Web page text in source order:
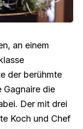
an einem
der berühmte
Gagnaire die
Der mit drei
Koch und Chef